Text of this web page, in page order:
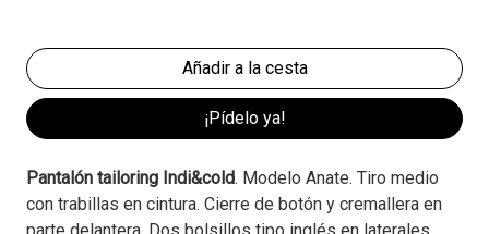
¡Pídelo ya!
Pantalón tailoring Indi&cold. Modelo Anate. Tiro medio
con trabillas en cintura. Cierre de botón y cremallera en